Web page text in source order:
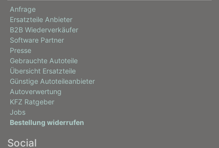
Anfrage
Ersatzteile Anbieter
B2B Wiederverkäufer
Software Partner
Presse
Gebrauchte Autoteile
Übersicht Ersatzteile
Günstige Autoteileanbieter
Autoverwertung
KFZ Ratgeber
Jobs
Bestellung widerrufen
Social